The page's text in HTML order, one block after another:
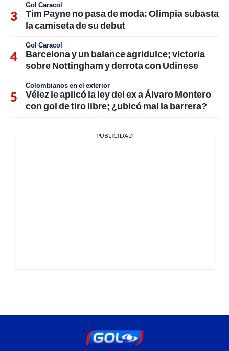
Gol Caracol
Tim Payne no pasa de moda: Olimpia subasta
la camiseta de su debut
Gol Caracol
Barcelona y un balance agridulce; victoria
sobre Nottingham y derrota con Udinese
Colombianos en el exterior
Vélez le aplicó la ley del ex a Álvaro Montero
con gol de tiro libre; ¿ubicó mal la barrera?
PUBLICIDAD